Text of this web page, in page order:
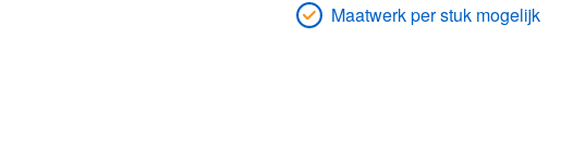
Maatwerk per stuk mogelijk